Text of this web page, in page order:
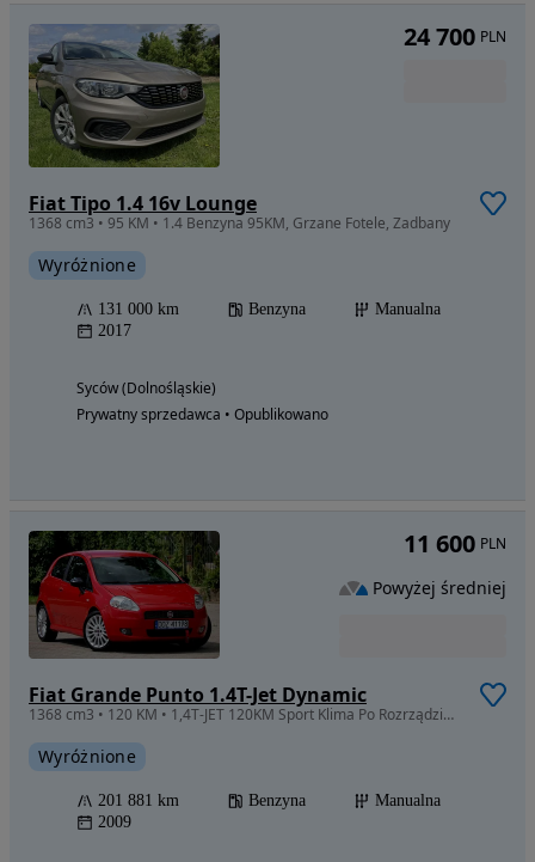
Fiat Tipo 1.4 16v Lounge
1368 cm3 • 95 KM • 1.4 Benzyna 95KM, Grzane Fotele, Zadbany
Wyróżnione
131 000 km Benzyna
Manualna
2017
Syców (Dolnośląskie)
Prywatny sprzedawca • Opublikowano
24 700 PLN
Fiat Grande Punto 1.4T-Jet Dynamic
1368 cm3 • 120 KM • 1,4T-JET 120KM Sport Klima Po Rozrządzie Mega Stan Zamiana
Wyróżnione
201 881 km Benzyna
Manualna
2009
11 600 PLN
Powyżej średniej